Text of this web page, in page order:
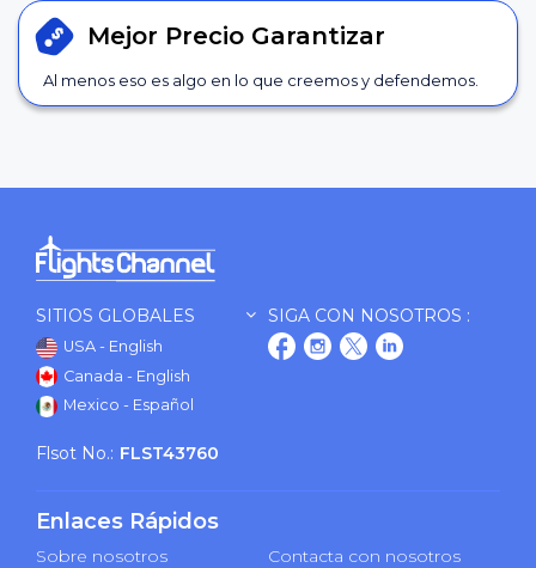
Mejor Precio Garantizar
Al menos eso es algo en lo que creemos y defendemos.
SITIOS GLOBALES
USA - English
Canada - English
Mexico - Español
SIGA CON NOSOTROS :
Flsot No.: FLST43760
Enlaces Rápidos
Sobre nosotros
Contacta con nosotros